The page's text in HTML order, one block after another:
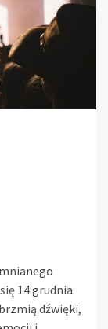
14 grudnia
dźwięki,